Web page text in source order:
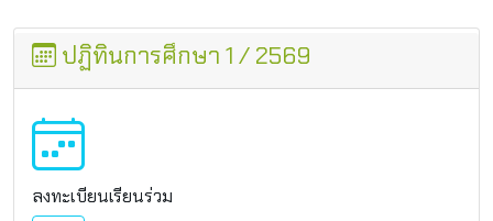
ปฏิทินการศึกษา 1 / 2569
ลงทะเบียนเรียนร่วม